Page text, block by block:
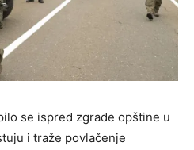
se ispred zgrade opštine u
i traže povlačenje